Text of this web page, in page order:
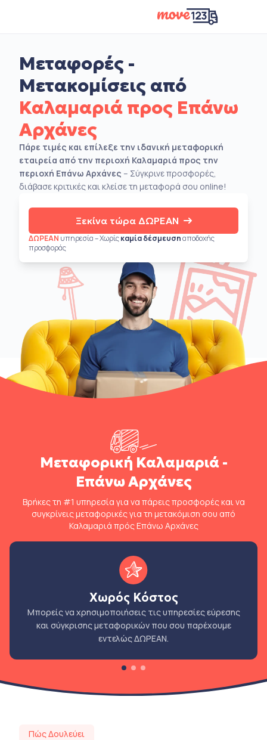
Μεταφορές -
Μετακομίσεις από
Καλαμαριά προς Επάνω
Αρχάνες
Πάρε τιμές και επίλεξε την ιδανική μεταφορική
εταιρεία από την περιοχή Καλαμαριά προς την
περιοχή Επάνω Αρχάνες – Σύγκρινε προσφορές,
διάβασε κριτικές και κλείσε τη μεταφορά σου online!
Ξεκίνα τώρα ΔΩΡΕΑΝ
ΔΩΡΕΑΝ υπηρεσία – Χωρίςκαμία δέσμευσηαποδοχής
προσφοράς
Μεταφορική Καλαμαριά -
Επάνω Αρχάνες
Βρήκες τη #1 υπηρεσία για να πάρεις προσφορές και να
συγκρίνεις μεταφορικές για τη μετακόμιση σου από
Καλαμαριά πρός Επάνω Αρχάνες
Χωρός Κόστος
Μπορείς να χρησιμοποιήσεις τις υπηρεσίες εύρεσης
και σύγκρισης μεταφορικών που σου παρέχουμε
εντελώς ΔΩΡΕΑΝ.
Πώς Δουλεύει